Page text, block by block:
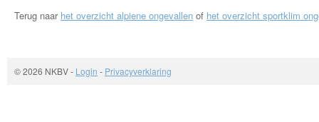
Terug naar het overzicht alpiene ongevallen of het overzicht sportklim
© 2026 NKBV- Login - Privacyverklaring